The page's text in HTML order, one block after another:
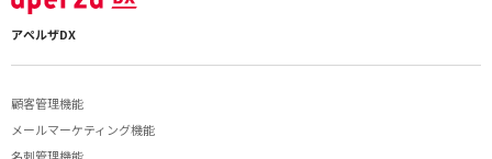
アペルザDX
顧客管理機能
メールマーケティング機能
名刺管理機能